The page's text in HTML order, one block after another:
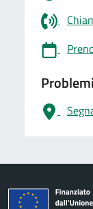
logo Unione Europea